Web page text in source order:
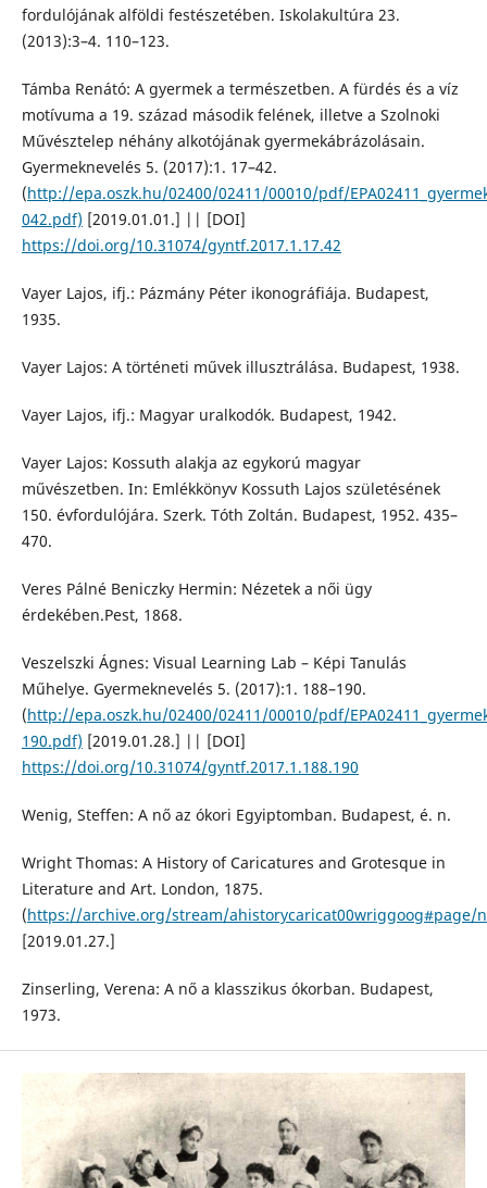
fordulójának alföldi festészetében. Iskolakultúra 23.
(2013):3–4. 110–123.
Támba Renátó: A gyermek a természetben. A fürdés és a víz
motívuma a 19. század második felének, illetve a Szolnoki
Művésztelep néhány alkotójának gyermekábrázolásain.
Gyermeknevelés 5. (2017):1. 17–42.
(http://epa.oszk.hu/02400/02411/00010/pdf/
042.pdf) [2019.01.01.] || [DOI]
https://doi.org/10.31074/gyntf.2017.1.17.42
Vayer Lajos, ifj.: Pázmány Péter ikonográfiája. Budapest,
1935.
Vayer Lajos: A történeti művek illusztrálása. Budapest, 1938.
Vayer Lajos, ifj.: Magyar uralkodók. Budapest, 1942.
Vayer Lajos: Kossuth alakja az egykorú magyar
művészetben. In: Emlékkönyv Kossuth Lajos születésének
150. évfordulójára. Szerk. Tóth Zoltán. Budapest, 1952. 435–
470.
Veres Pálné Beniczky Hermin: Nézetek a női ügy
érdekében.Pest, 1868.
Veszelszki Ágnes: Visual Learning Lab – Képi Tanulás
Műhelye. Gyermeknevelés 5. (2017):1. 188–190.
(http://epa.oszk.hu/02400/02411/00010/pdf/
190.pdf) [2019.01.28.] || [DOI]
https://doi.org/10.31074/gyntf.2017.1.188.190
Wenig, Steffen: A nő az ókori Egyiptomban. Budapest, é. n.
Wright Thomas: A History of Caricatures and Grotesque in
Literature and Art. London, 1875.
(https://archive.org/stream/ahistorycaricat00wriggoog#page/
[2019.01.27.]
Zinserling, Verena: A nő a klasszikus ókorban. Budapest,
1973.